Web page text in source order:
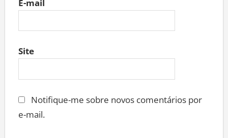
E-mail
Site
Notifique-me sobre novos comentários por
e-mail.